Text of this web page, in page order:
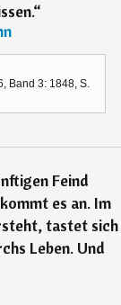
“
Band 3: 1848, S.
Feind
es an. Im
tastet sich
Leben. Und